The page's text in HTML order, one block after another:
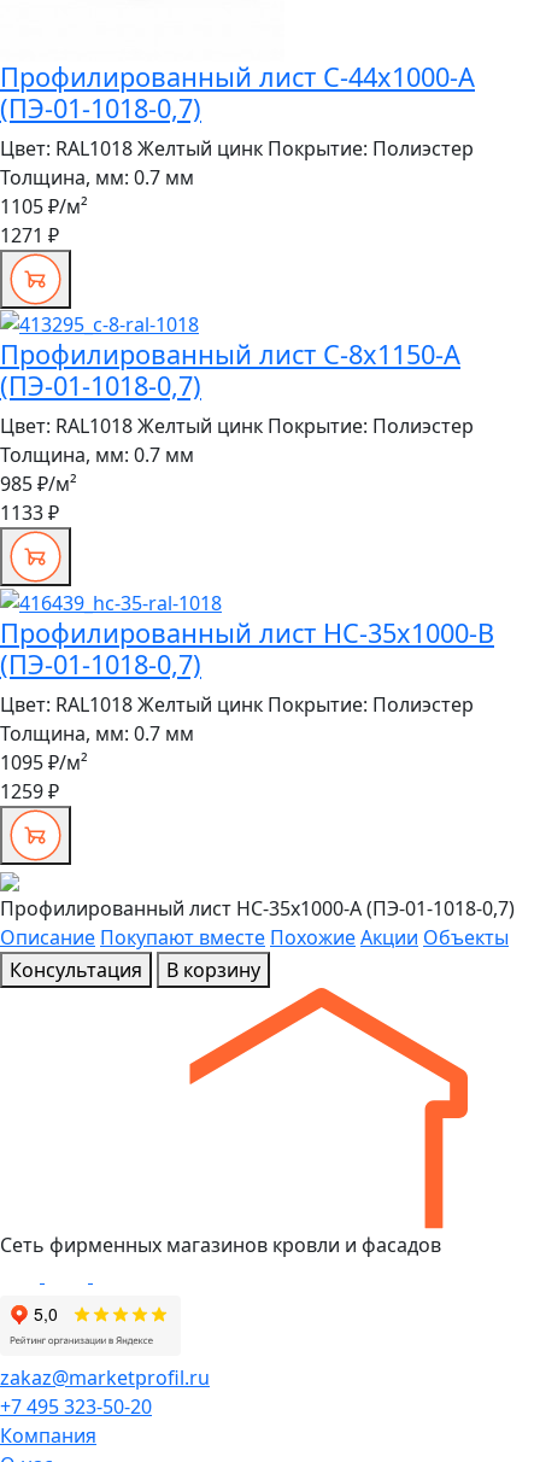
Профилированный лист С-44x1000-A
(ПЭ-01-1018-0,7)
Цвет: RAL1018 Желтый цинк Покрытие: Полиэстер
Толщина, мм: 0.7 мм
1105 ₽/м²
1271 ₽
Профилированный лист С-8x1150-A
(ПЭ-01-1018-0,7)
Цвет: RAL1018 Желтый цинк Покрытие: Полиэстер
Толщина, мм: 0.7 мм
985 ₽/м²
1133 ₽
Профилированный лист НС-35x1000-B
(ПЭ-01-1018-0,7)
Цвет: RAL1018 Желтый цинк Покрытие: Полиэстер
Толщина, мм: 0.7 мм
1095 ₽/м²
1259 ₽
Профилированный лист НС-35x1000-A (ПЭ-01-1018-0,7)
Описание Покупают вместе ПохожиеАкции Объекты
Консультация
В корзину
Сеть фирменных магазинов кровли и фасадов
zakaz@marketprofil.ru
+7 495 323-50-20
Компания